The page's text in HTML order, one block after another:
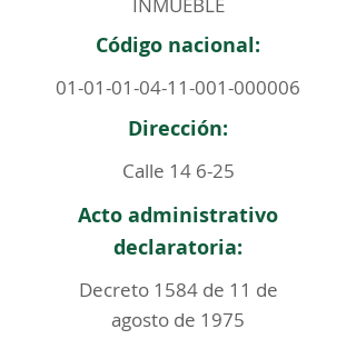
Código nacional:
01-01-01-04-11-001-000006
Dirección:
Calle 14 6-25
Acto administrativo
declaratoria:
Decreto 1584 de 11 de
agosto de 1975